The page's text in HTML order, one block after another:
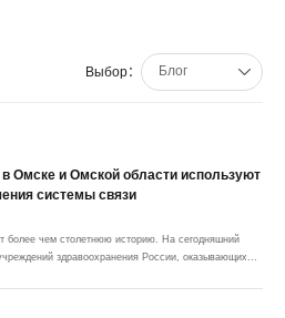
Выбор： Блог
Омске и Омской области используют
системы связи
более чем столетнюю историю. На сегодняшний
методов лечения